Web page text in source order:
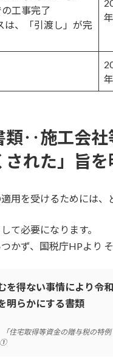
の工事完了
は、「引渡し」が完
類‥施工会社
された」旨
用を受けるためには
て必要になります。
かず、国税庁HPより
を得ない事情により令
明らかにする書類
住宅取得等資金の贈与税の特
①